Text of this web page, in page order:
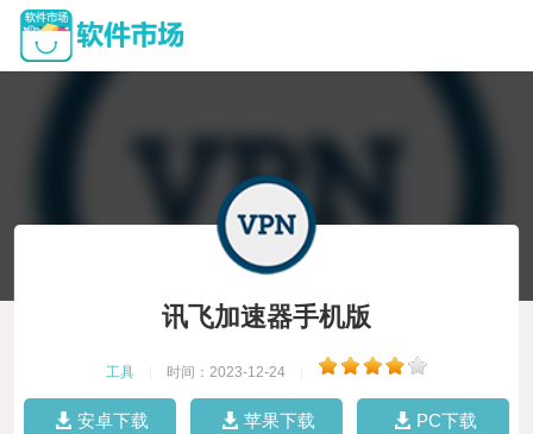
讯飞加速器手机版
工具 时间：2023-12-24
安卓下载 苹果下载 PC下载